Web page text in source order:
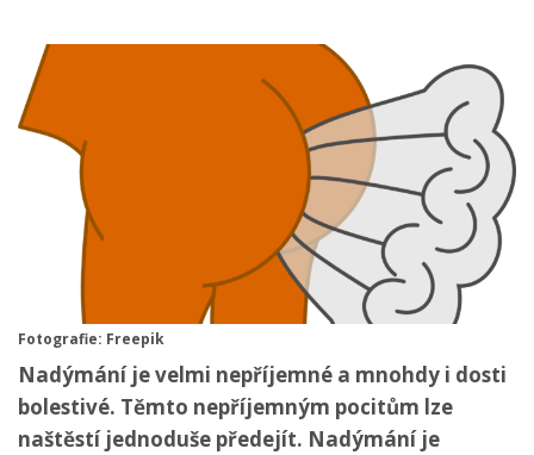
Fotografie: Freepik
Nadýmání je velmi nepříjemné a mnohdy i dosti
bolestivé. Těmto nepříjemným pocitům lze
naštěstí jednoduše předejít. Nadýmání je